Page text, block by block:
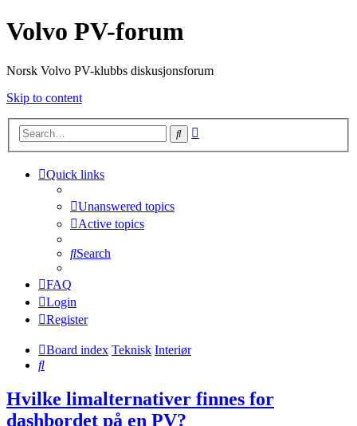
Volvo PV-forum
Norsk Volvo PV-klubbs diskusjonsforum
Skip to content
Search
Quick links
Unanswered topics
Active topics
Search
FAQ
Login
Register
Board index Teknisk Interiør
Search
Hvilke limalternativer finnes for
dashbordet på en PV?